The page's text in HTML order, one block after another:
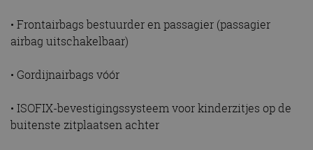
• Frontairbags bestuurder en passagier (passagier
airbag uitschakelbaar)
• Gordijnairbags vóór
• ISOFIX-bevestigingssysteem voor kinderzitjes op de
buitenste zitplaatsen achter